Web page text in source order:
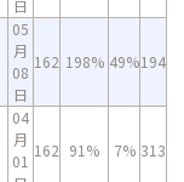
日
05
月
08
日
162 198% 49%194
04
月
01
162 91% 7% 313